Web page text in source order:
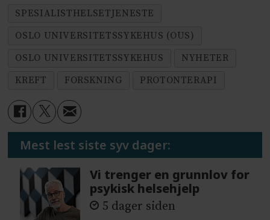
SPESIALISTHELSETJENESTE
OSLO UNIVERSITETSSYKEHUS (OUS)
OSLO UNIVERSITETSSYKEHUS
NYHETER
KREFT
FORSKNING PROTONTERAPI
Mest lest siste syv dager:
Vi trenger en grunnlov for
psykisk helsehjelp
5 dager siden